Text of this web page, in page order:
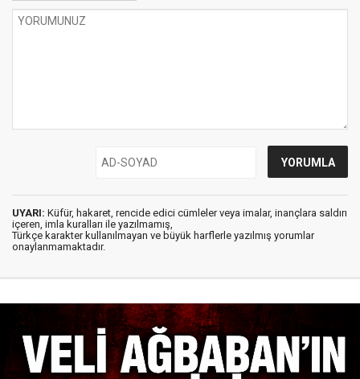
UYARI: Küfür, hakaret, rencide edici cümleler veya imalar, inançlara saldırı
içeren, imla kuralları ile yazılmamış,
Türkçe karakter kullanılmayan ve büyük harflerle yazılmış yorumlar
onaylanmamaktadır.